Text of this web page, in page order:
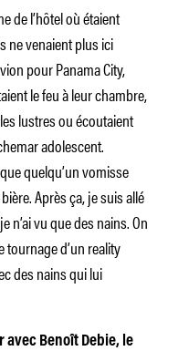
de l’hôtel où étaient
ne venaient plus ici
pour Panama City,
le feu à leur chambre,
lustres ou écoutaient
adolescent.
quelqu’un vomisse
Après ça, je suis allé
n’ai vu que des nains. On
tournage d’un reality
des nains qui lui
Benoît Debie, le